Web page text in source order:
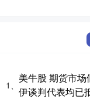
1、
美牛股 期货市
伊谈判代表均已